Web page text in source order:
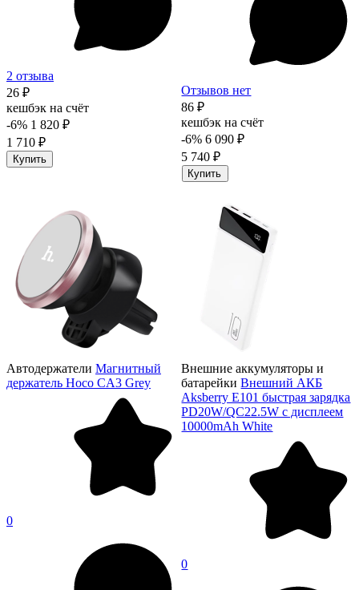
2 отзыва
26 ₽
кешбэк на счёт
-6% 1 820 ₽
1 710 ₽
Купить
Отзывов нет
86 ₽
кешбэк на счёт
-6% 6 090 ₽
5 740 ₽
Купить
Автодержатели Магнитный
держатель Hoco CA3 Grey
0
Внешние аккумуляторы и
батарейки Внешний АКБ
Aksberry E101 быстрая зарядка
PD20W/QC22.5W с дисплеем
10000mAh White
0